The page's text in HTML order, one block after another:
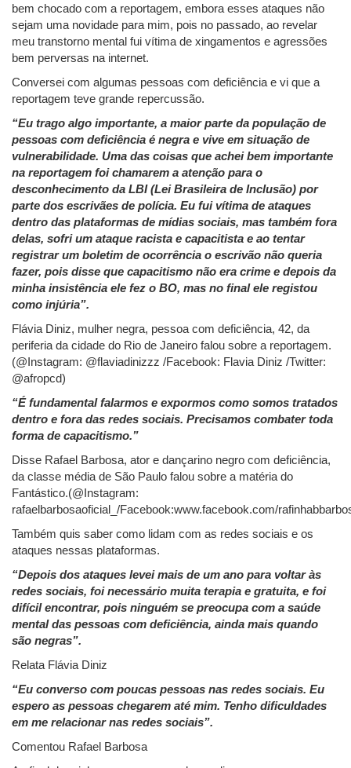
bem chocado com a reportagem, embora esses ataques não
sejam uma novidade para mim, pois no passado, ao revelar
meu transtorno mental fui vítima de xingamentos e agressões
bem perversas na internet.
Conversei com algumas pessoas com deficiência e vi que a
reportagem teve grande repercussão.
“Eu trago algo importante, a maior parte da população de
pessoas com deficiência é negra e vive em situação de
vulnerabilidade. Uma das coisas que achei bem importante
na reportagem foi chamarem a atenção para o
desconhecimento da LBI (Lei Brasileira de Inclusão) por
parte dos escrivães de polícia. Eu fui vítima de ataques
dentro das plataformas de mídias sociais, mas também fora
delas, sofri um ataque racista e capacitista e ao tentar
registrar um boletim de ocorrência o escrivão não queria
fazer, pois disse que capacitismo não era crime e depois da
minha insistência ele fez o BO, mas no final ele registou
como injúria”.
Flávia Diniz, mulher negra, pessoa com deficiência, 42, da
periferia da cidade do Rio de Janeiro falou sobre a reportagem.
(@Instagram: @flaviadinizzz /Facebook: Flavia Diniz /Twitter:
@afropcd)
“É fundamental falarmos e expormos como somos tratados
dentro e fora das redes sociais. Precisamos combater toda
forma de capacitismo.”
Disse Rafael Barbosa, ator e dançarino negro com deficiência,
da classe média de São Paulo falou sobre a matéria do
Fantástico.(@Instagram:
rafaelbarbosaoficial_/Facebook:www.facebook.com/
Também quis saber como lidam com as redes sociais e os
ataques nessas plataformas.
“Depois dos ataques levei mais de um ano para voltar às
redes sociais, foi necessário muita terapia e gratuita, e foi
difícil encontrar, pois ninguém se preocupa com a saúde
mental das pessoas com deficiência, ainda mais quando
são negras”.
Relata Flávia Diniz
“Eu converso com poucas pessoas nas redes sociais. Eu
espero as pessoas chegarem até mim. Tenho dificuldades
em me relacionar nas redes sociais”.
Comentou Rafael Barbosa